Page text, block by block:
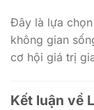
Đây là lựa
không gian
cơ hội giá trị
Kết luận về